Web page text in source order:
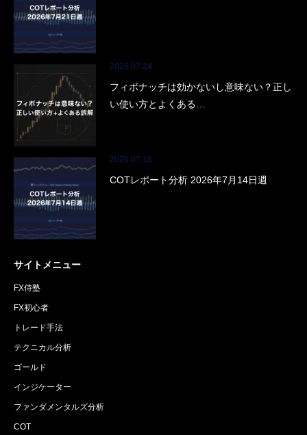
2026.07.24
フィボナッチは効かないし意味ない？正し
い使い方とよくある…
2026.07.18
COTレポート分析 2026年7月14日週
サイトメニュー
FX侍塾
FX初心者
トレード手法
テクニカル分析
ゴールド
インジケーター
ファンダメンタルズ分析
COT